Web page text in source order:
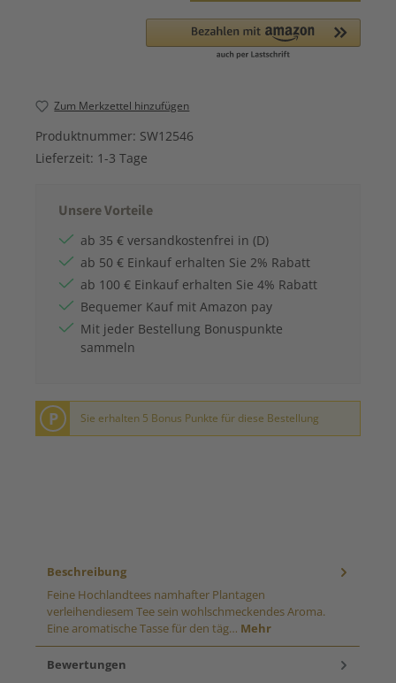
Zum Merkzettel hinzufügen
Produktnummer: SW12546
Lieferzeit: 1-3 Tage
Unsere Vorteile
ab 35 € versandkostenfrei in (D)
ab 50 € Einkauf erhalten Sie 2% Rabatt
ab 100 € Einkauf erhalten Sie 4% Rabatt
Bequemer Kauf mit Amazon pay
Mit jeder Bestellung Bonuspunkte
sammeln
P Sie erhalten 5 Bonus Punkte für diese Bestellung
Beschreibung
Feine Hochlandtees namhafter Plantagen
verleihendiesem Tee sein wohlschmeckendes Aroma.
Eine aromatische Tasse für den täg… Mehr
Bewertungen